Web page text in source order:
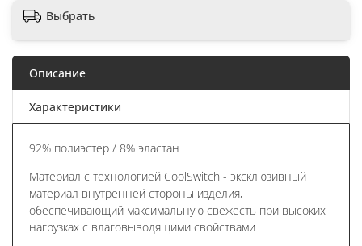
Выбрать
Описание
Характеристики
92% полиэстер / 8% эластан
Материал с технологией CoolSwitch - эксклюзивный
материал внутренней стороны изделия,
обеспечивающий максимальную свежесть при высоких
нагрузках с влаговыводящими свойствами